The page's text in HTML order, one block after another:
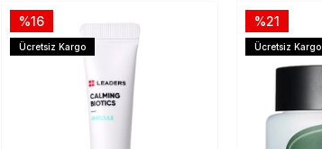
%16
Ücretsiz Kargo
%21
Ücretsiz Kargo